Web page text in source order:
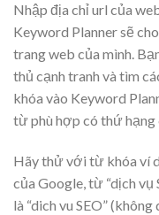
Nhập địa chỉ url của
Keyword Planner sẽ
trang web của mình.
thủ cạnh tranh và tìm
khóa vào Keyword
từ phù hợp có thứ hạng
Hãy thử với từ khóa ví
của Google, từ “dịch vụ
là “dich vu SEO”